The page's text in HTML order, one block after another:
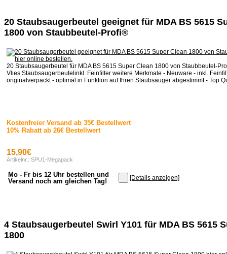
20 Staubsaugerbeutel geeignet für MDA BS 5615
1800 von Staubbeutel-Profi®
20 Staubsaugerbeutel für MDA BS 5615 Super Clean 1800 von Staubbeutel-
Vlies Staubsaugerbeutelinkl. Feinfilter weitere Merkmale - Neuware - inkl.
originalverpackt - optimal in Funktion auf Ihren Staubsauger abgestimmt - Top
Kostenfreier Versand ab 35€ Bestellwert
10% Rabatt ab 26€ Bestellwert
15,90€
Artikelnr.: SPU1-Megapack
Mo - Fr bis 12 Uhr bestellen und
Versand noch am gleichen Tag!
[Details anzeigen]
4 Staubsaugerbeutel Swirl Y101 für MDA BS 5615
1800